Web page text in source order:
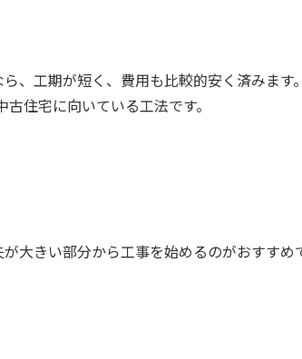
、工期が短く、費用も比較的安く済みます。
住宅に向いている工法です。
大きい部分から工事を始めるのがおすす